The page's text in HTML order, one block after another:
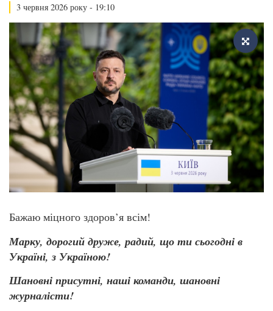
3 червня 2026 року - 19:10
Бажаю міцного здоров’я всім!
Марку, дорогий друже, радий, що ти сьогодні в
Україні, з Україною!
Шановні присутні, наші команди, шановні
журналісти!